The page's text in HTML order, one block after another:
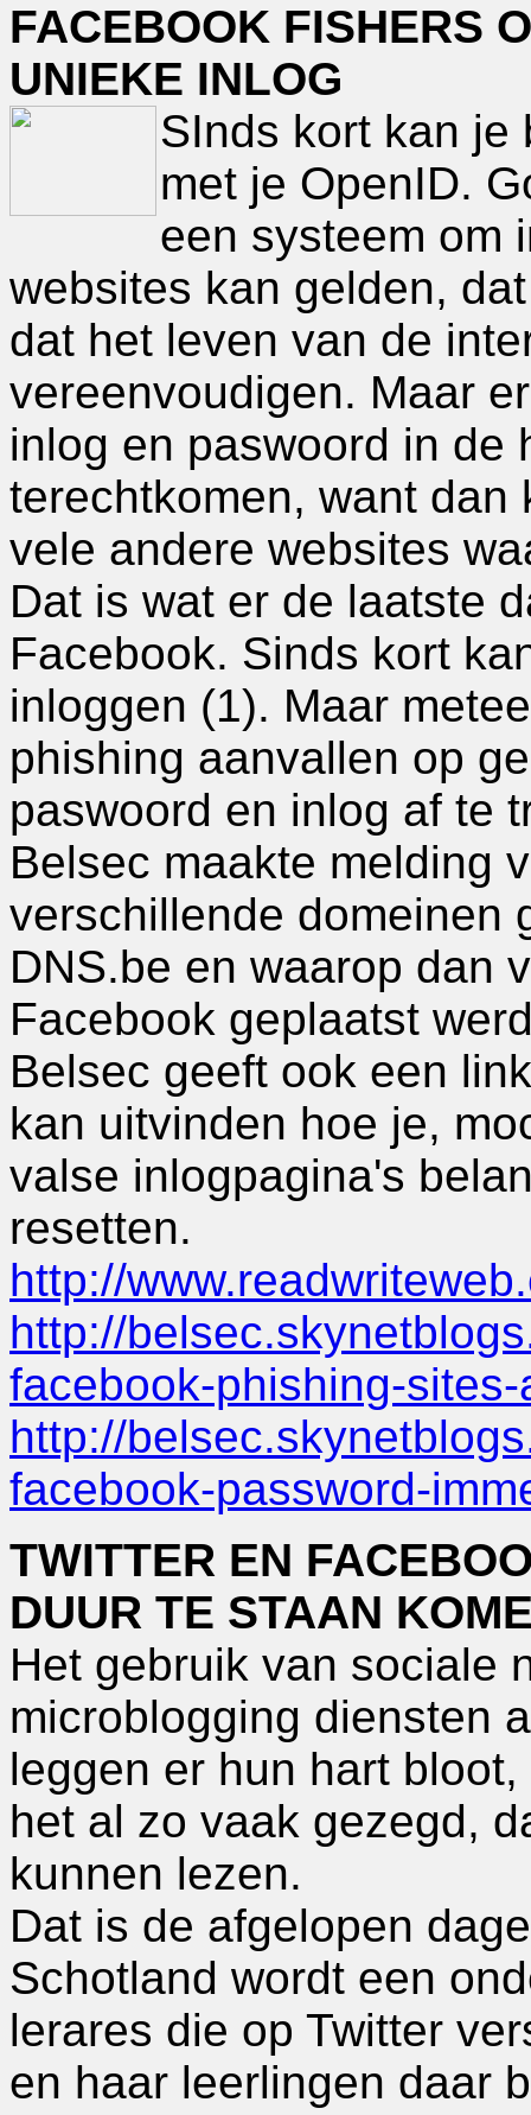
FACEBOOK FISHERS
UNIEKE INLOG
SInds kort kan je
met je OpenID.
een systeem om
websites kan gelden,
dat het leven van de
vereenvoudigen. Maar
inlog en paswoord in de
terechtkomen, want
vele andere websites
Dat is wat er de laatste
Facebook. Sinds kort
inloggen (1). Maar
phishing aanvallen op
paswoord en inlog af te
Belsec maakte melding
verschillende domeinen
DNS.be en waarop dan
Facebook geplaatst
Belsec geeft ook een
kan uitvinden hoe je,
valse inlogpagina's
resetten.
http://
http://
facebook-phishing-
http://
facebook-password-
TWITTER EN
DUUR TE STAAN
Het gebruik van sociale
microblogging diensten
leggen er hun hart
het al zo vaak gezegd,
kunnen lezen.
Dat is de afgelopen
Schotland wordt een
lerares die op Twitter
en haar leerlingen daar